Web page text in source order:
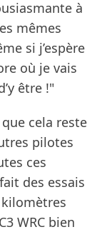
à
mêmes
si j’espère
où je vais
être !"
cela reste
pilotes
ces
des essais
kilomètres
WRC bien